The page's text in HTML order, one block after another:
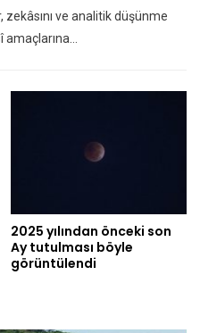
ve analitik düşünme
2025 yılından önceki son
Ay tutulması böyle
görüntülendi